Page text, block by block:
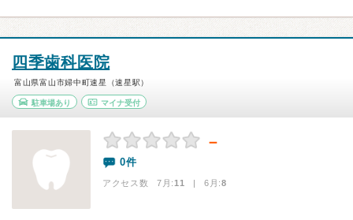
四季歯科医院
富山県富山市婦中町速星（速星駅）
駐車場あり マイナ受付
－
0件
アクセス数 7月:11 | 6月:8